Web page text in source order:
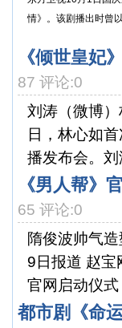
情》。该剧播出时曾
《倾世皇妃
87 评论:0
刘涛（微博
日，林心如
播发布会。
《男人帮》
65 评论:0
隋俊波帅气
9日报道 赵宝
官网启动仪
都市剧《命